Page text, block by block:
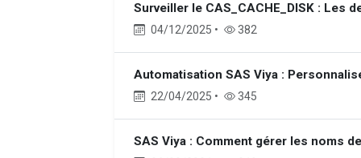
Surveiller le CAS_CACHE_DISK : Les
04/12/2025 • 382
Automatisation SAS Viya :
22/04/2025 • 345
SAS Viya : Comment gérer les noms